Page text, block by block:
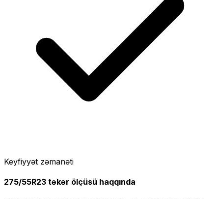
Keyfiyyət zəmanəti
275/55R23 təkər ölçüsü haqqında